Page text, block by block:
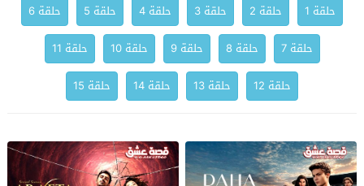
حلقة 1 حلقة 2 حلقة 3 حلقة 4 حلقة 5
حلقة 6
حلقة 7
حلقة 8 حلقة 9 حلقة 10
حلقة 11
حلقة 12
حلقة 13 حلقة 14 حلقة 15